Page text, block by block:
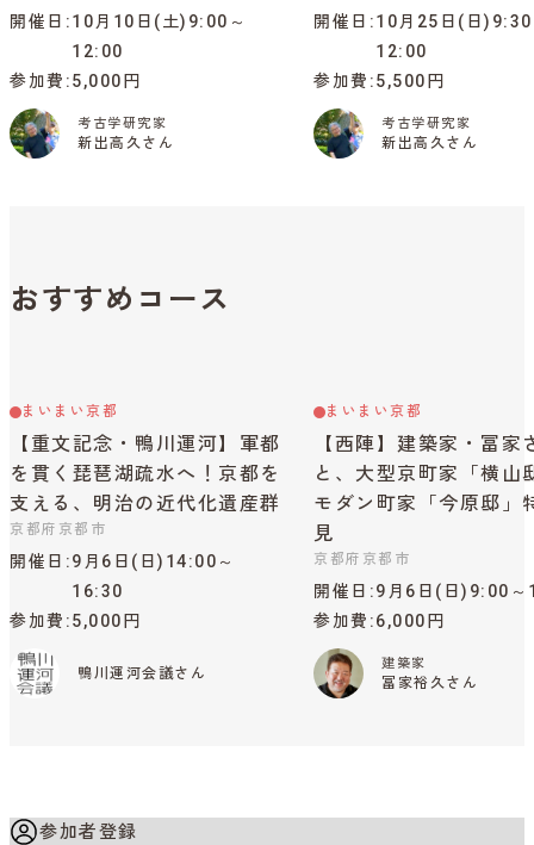
開催日
10月10日(土)9:00～
12:00
参加費 5,000円
考古学研究家
新出高久さん
開催日
10月25日(日
12:00
参加費 5,500円
考古学研究家
新出高久さん
おすすめコース
まいまい京都
【重文記念・鴨川運河】軍都
を貫く琵琶湖疏水へ！京都を
支える、明治の近代化遺産群
京都府京都市
開催日
9月6日(日)14:00～
16:30
参加費 5,000円
鴨川運河会議さん
まいまい京都
【西陣】建築家・冨家
と、大型京町家「横山
モダン町家「今原邸」
見
京都府京都市
開催日
9月6日(日)9:00
参加費 6,000円
建築家
冨家裕久さん
参加者登録